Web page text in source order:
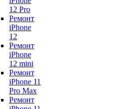
12 Pro
Ремонт
iPhone
12
Ремонт
iPhone
12 mini
Ремонт
iPhone 11
Pro Max
Ремонт